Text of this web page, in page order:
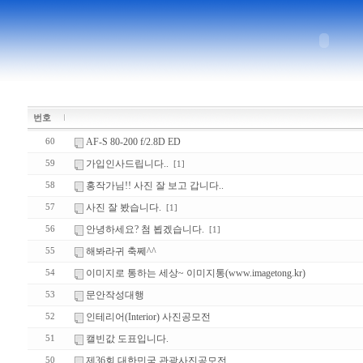
번호
60 AF-S 80-200 f/2.8D ED
59 가입인사드립니다.. [1]
58 홍작가님!! 사진 잘 보고 갑니다..
57 사진 잘 봤습니다. [1]
56 안녕하세요? 첨 뵙겠습니다. [1]
55 해봐라귀 축쩨^^
54 이미지로 통하는 세상~ 이미지통(www.imagetong.kr)
53 문안작성대행
52 인테리어(Interior) 사진공모전
51 캘빈값 도표입니다.
50 제36회 대한민국 관광사진공모전